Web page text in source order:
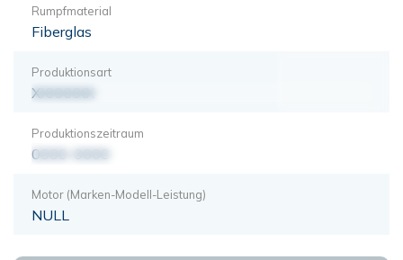
Rumpfmaterial
Fiberglas
Produktionsart
XXXXXXX
Produktionszeitraum
0000-0000
Motor (Marken-Modell-Leistung)
NULL